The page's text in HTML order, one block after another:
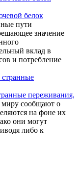
белок
пути
значение
вклад в
и потребление
переживания,
сообщают о
на фоне их
они могут
либо к